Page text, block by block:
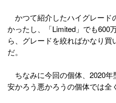
かつて紹介したハイグレード
かったし、「Limited」でも600
ら、グレードを絞ればかなり買
だ。
ちなみに今回の個体、2020年
安かろう悪かろうの個体では全